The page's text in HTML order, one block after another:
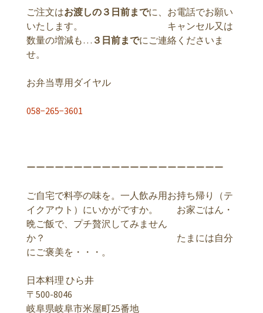
ご注文はお渡しの３日前までに、お電話でお願い
いたします。 キャンセル又は
数量の増減も… ３日前までにご連絡くださいま
せ。
お弁当専用ダイヤル
058−265−3601
ーーーーーーーーーーーーーーーーーーーーー
ご自宅で料亭の味を。一人飲み用お持ち帰り（テ
イクアウト）にいかがですか。 お家ごはん・
晩ご飯で、プチ贅沢してみません
か？ たまには自分
にご褒美を・・・。
日本料理 ひら井
〒500-8046
岐阜県岐阜市米屋町25番地